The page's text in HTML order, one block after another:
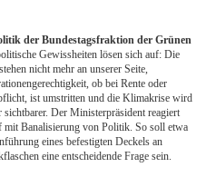
der Bundestagsfraktion der Grünen
Gewissheiten lösen sich auf: Die
nicht mehr an unserer Seite,
ob bei Rente oder
ist umstritten und die Klimakrise wird
sichtbarer. Der Ministerpräsident reagiert
mit Banalisierung von Politik. So soll etwa
eines befestigten Deckels an
eine entscheidende Frage sein.